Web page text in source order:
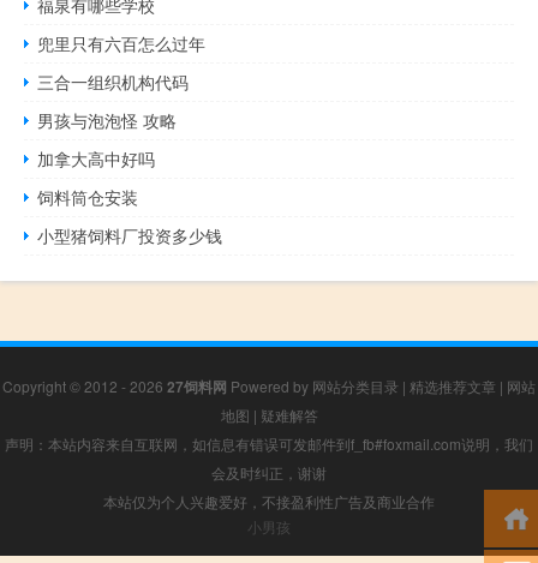
兜里只有六百怎么过年
三合一组织机构代码
男孩与泡泡怪 攻略
加拿大高中好吗
饲料筒仓安装
小型猪饲料厂投资多少钱
Copyright © 2012 - 2026 27饲料网 Powered by 网站分类目录 | 精选推荐文章 | 网站
地图 | 疑难解答
声明：本站内容来自互联网，如信息有错误可发邮件到f_fb#foxmail.com说明，我们
会及时纠正，谢谢
本站仅为个人兴趣爱好，不接盈利性广告及商业合作
小男孩